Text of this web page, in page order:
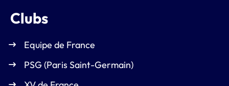
Clubs
Equipe de France
PSG (Paris Saint-Germain)